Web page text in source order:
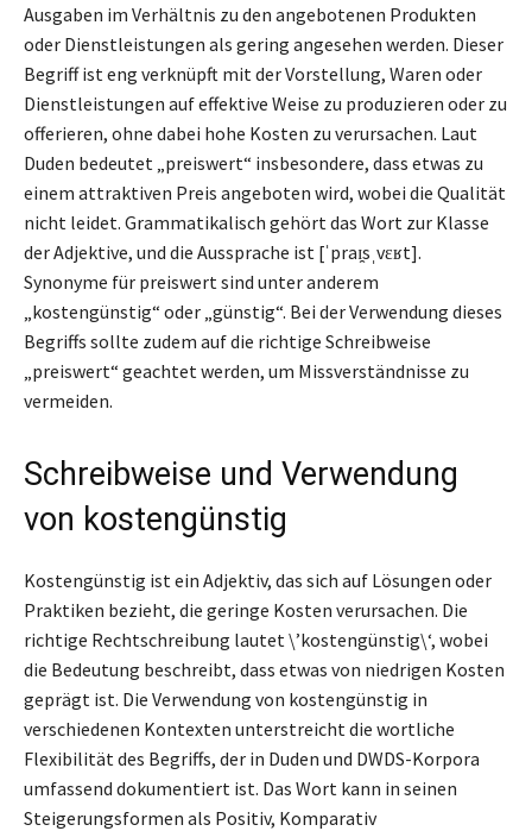
Ausgaben im Verhältnis zu den angebotenen Produkten
oder Dienstleistungen als gering angesehen werden. Dieser
Begriff ist eng verknüpft mit der Vorstellung, Waren oder
Dienstleistungen auf effektive Weise zu produzieren oder zu
offerieren, ohne dabei hohe Kosten zu verursachen. Laut
Duden bedeutet „preiswert“ insbesondere, dass etwas zu
einem attraktiven Preis angeboten wird, wobei die Qualität
nicht leidet. Grammatikalisch gehört das Wort zur Klasse
der Adjektive, und die Aussprache ist [ˈpraɪ̯sˌvɛʁt].
Synonyme für preiswert sind unter anderem
„kostengünstig“ oder „günstig“. Bei der Verwendung dieses
Begriffs sollte zudem auf die richtige Schreibweise
„preiswert“ geachtet werden, um Missverständnisse zu
vermeiden.
Schreibweise und Verwendung
von kostengünstig
Kostengünstig ist ein Adjektiv, das sich auf Lösungen oder
Praktiken bezieht, die geringe Kosten verursachen. Die
richtige Rechtschreibung lautet \’kostengünstig\‘, wobei
die Bedeutung beschreibt, dass etwas von niedrigen Kosten
geprägt ist. Die Verwendung von kostengünstig in
verschiedenen Kontexten unterstreicht die wortliche
Flexibilität des Begriffs, der in Duden und DWDS-Korpora
umfassend dokumentiert ist. Das Wort kann in seinen
Steigerungsformen als Positiv, Komparativ